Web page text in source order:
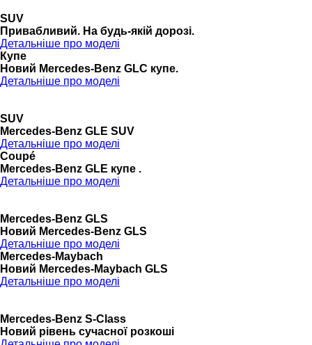
SUV
Привабливий. На будь-якій дорозі.
Детальніше про моделі
Купе
Новий Mercedes-Benz GLС купе.
Детальніше про моделі
SUV
Mercedes-Benz GLE SUV
Детальніше про моделі
Coupé
Mercedes-Benz GLE купе .
Детальніше про моделі
Mercedes-Benz GLS
Новий Mercedes-Benz GLS
Детальніше про моделі
Mercedes-Maybach
Новий Mercedes-Maybach GLS
Детальніше про моделі
Mercedes-Benz S-Class
Новий рівень сучасної розкоші